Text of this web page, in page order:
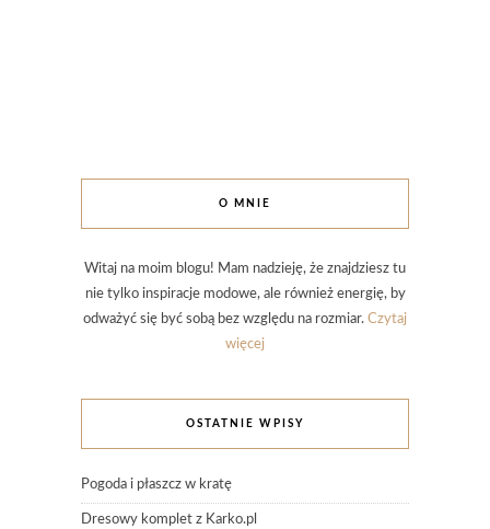
O MNIE
Witaj na moim blogu! Mam nadzieję, że znajdziesz tu
nie tylko inspiracje modowe, ale również energię, by
odważyć się być sobą bez względu na rozmiar. Czytaj
więcej
OSTATNIE WPISY
Pogoda i płaszcz w kratę
Dresowy komplet z Karko.pl